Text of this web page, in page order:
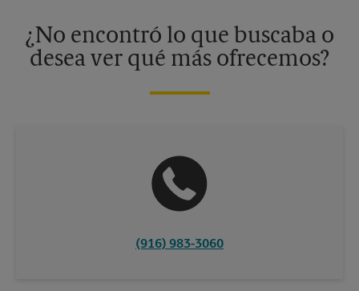
¿No encontró lo que buscaba o
desea ver qué más ofrecemos?
(916) 983-3060